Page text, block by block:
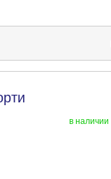
в наличии